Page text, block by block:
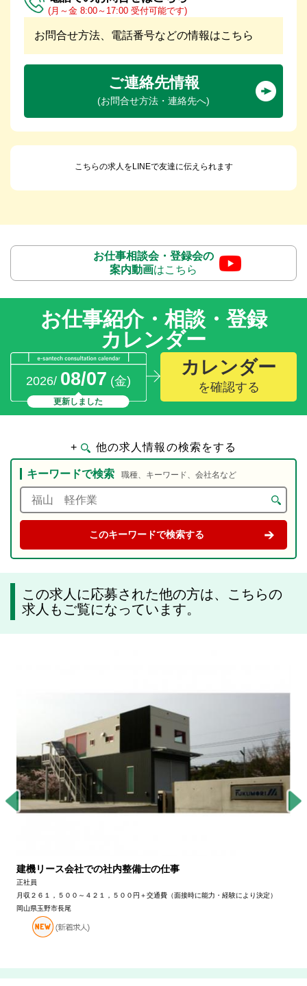
(月～金 8:00～17:00 受付可能です)
お問合せ方法、電話番号などの情報はこちら
ご連絡先情報
(お問合せ方法・連絡先へ)
こちらの求人をLINEで友達に伝えられます
お仕事相談会・登録会の
案内動画はこちら
お仕事紹介・相談・登録
カレンダー
2026/ 08/07 (金)
更新しました
カレンダー
を確認する
+ 他の求人情報の検索をする
キーワードで検索 職種、キーワード、会社名など
この求人に応募された他の方は、こちらの
求人もご覧になっています。
建機リース会社での社内整備士の仕事
正社員
月収２６１，５００～４２１，５００円＋交通費（面接時に能力・経験により決定）
岡山県玉野市長尾